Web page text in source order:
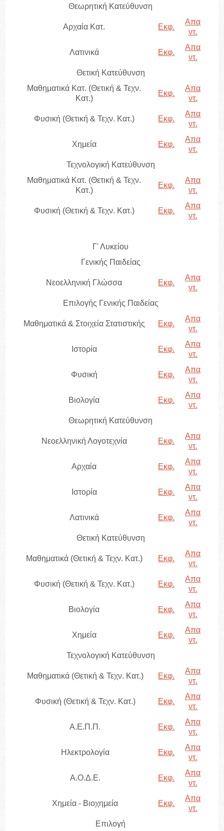
Θεωρητική Κατεύθυνση
Αρχαία Κατ. Εκφ.
Απα
ντ.
Λατινικά Εκφ.
Απα
ντ.
Θετική Κατεύθυνση
Μαθηματικά Κατ. (Θετική & Τεχν.
Κατ.)
Εκφ.
Απα
ντ.
Φυσική (Θετική & Τεχν. Κατ.) Εκφ.
Απα
ντ.
Χημεία Εκφ.
Απα
ντ.
Τεχνολογική Κατεύθυνση
Μαθηματικά Κατ. (Θετική & Τεχν.
Κατ.)
Εκφ.
Απα
ντ.
Φυσική (Θετική & Τεχν. Κατ.) Εκφ.
Απα
ντ.
Γ' Λυκείου
Γενικής Παιδείας
Νεοελληνική Γλώσσα Εκφ.
Απα
ντ.
Επιλογής Γενικής Παιδείας
Μαθηματικά & Στοιχεία Στατιστικής Εκφ.
Απα
ντ.
Ιστορία Εκφ.
Απα
ντ.
Φυσική Εκφ.
Απα
ντ.
Βιολογία Εκφ.
Απα
ντ.
Θεωρητική Κατεύθυνση
Νεοελληνική Λογοτεχνία Εκφ.
Απα
ντ.
Αρχαία Εκφ.
Απα
ντ.
Ιστορία Εκφ.
Απα
ντ.
Λατινικά Εκφ.
Απα
ντ.
Θετική Κατεύθυνση
Μαθηματικά (Θετική & Τεχν. Κατ.) Εκφ.
Απα
ντ.
Φυσική (Θετική & Τεχν. Κατ.) Εκφ.
Απα
ντ.
Βιολογία Εκφ.
Απα
ντ.
Χημεία Εκφ.
Απα
ντ.
Τεχνολογική Κατεύθυνση
Μαθηματικά (Θετική & Τεχν. Κατ.) Εκφ.
Απα
ντ.
Φυσική (Θετική & Τεχν. Κατ.) Εκφ.
Απα
ντ.
Α.Ε.Π.Π. Εκφ.
Απα
ντ.
Ηλεκτρολογία Εκφ.
Απα
ντ.
Α.Ο.Δ.Ε. Εκφ.
Απα
ντ.
Χημεία - Βιοχημεία Εκφ.
Απα
ντ.
Επιλογή